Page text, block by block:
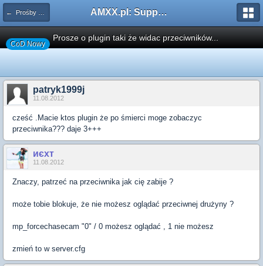
← Prośby o Klasę/Perk AMXX.pl: Support AMX Mod X i SourceMod
CoD Nowy
Prosze o plugin taki że widac przeciwników...
patryk1999j
11.08.2012
cześć .Macie ktos plugin że po śmierci moge zobaczyc
przeciwnika??? daje 3+++
иєxт
11.08.2012
Znaczy, patrzeć na przeciwnika jak cię zabije ?
może tobie blokuje, że nie możesz oglądać przeciwnej drużyny ?
mp_forcechasecam "0" / 0 możesz oglądać , 1 nie możesz
zmień to w server.cfg